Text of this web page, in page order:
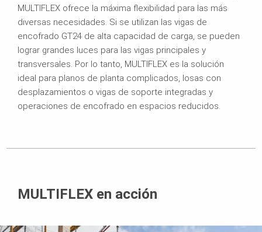
MULTIFLEX ofrece la máxima flexibilidad para las más
diversas necesidades. Si se utilizan las vigas de
encofrado GT24 de alta capacidad de carga, se pueden
lograr grandes luces para las vigas principales y
transversales. Por lo tanto, MULTIFLEX es la solución
ideal para planos de planta complicados, losas con
desplazamientos o vigas de soporte integradas y
operaciones de encofrado en espacios reducidos.
MULTIFLEX en acción